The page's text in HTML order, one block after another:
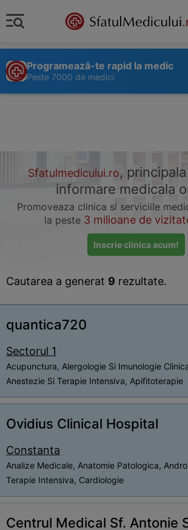
Programează-te rapid la medic
Peste 7000 de medici
Sfatulmedicului.ro,
informare medicala
Promoveaza clinica si serviciile
la peste 3 milioane de
Inscrie clinica acum!
Cautarea a generat 9 rezultate.
quantica720
Sectorul 1
Acupunctura, Alergologie Si Imunologie
Anestezie Si Terapie Intensiva, Apifitoterapie
Ovidius Clinical Hospital
Constanta
Analize Medicale, Anatomie Patologica,
Terapie Intensiva, Cardiologie
Centrul Medical Sf. Antonie